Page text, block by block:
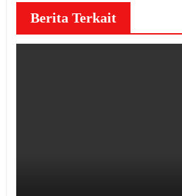
Berita Terkait